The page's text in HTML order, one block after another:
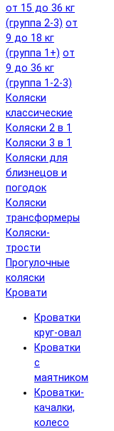
от 15 до 36 кг
(группа 2-3) от
9 до 18 кг
(группа 1+) от
9 до 36 кг
(группа 1-2-3)
Коляски
классические
Коляски 2 в 1
Коляски 3 в 1
Коляски для
близнецов и
погодок
Коляски
трансформеры
Коляски-
трости
Прогулочные
коляски
Кровати
Кроватки
круг-овал
Кроватки
с
маятником
Кроватки-
качалки,
колесо